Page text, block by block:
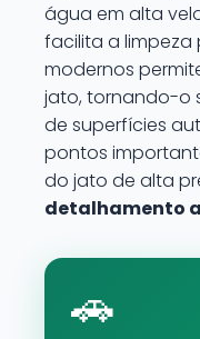
água em alta
facilita a limpeza
modernos
jato, tornando-o
de superfícies
pontos
do jato de alta
detalhamento
🚗